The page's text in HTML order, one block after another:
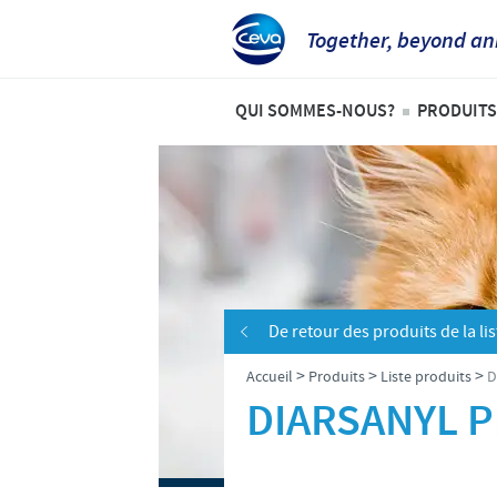
Together, beyond
QUI SOMMES-NOUS?
Aperçu de la société
Ceva en Belgique
Ceva dans le monde
Notre histoire
Notre mission
Nos valeurs
Recherche et développement
PRODUITS
Liste
Porcs
De retour des produits de la
Accueil > Produits> Liste produits>
DIARSANYL